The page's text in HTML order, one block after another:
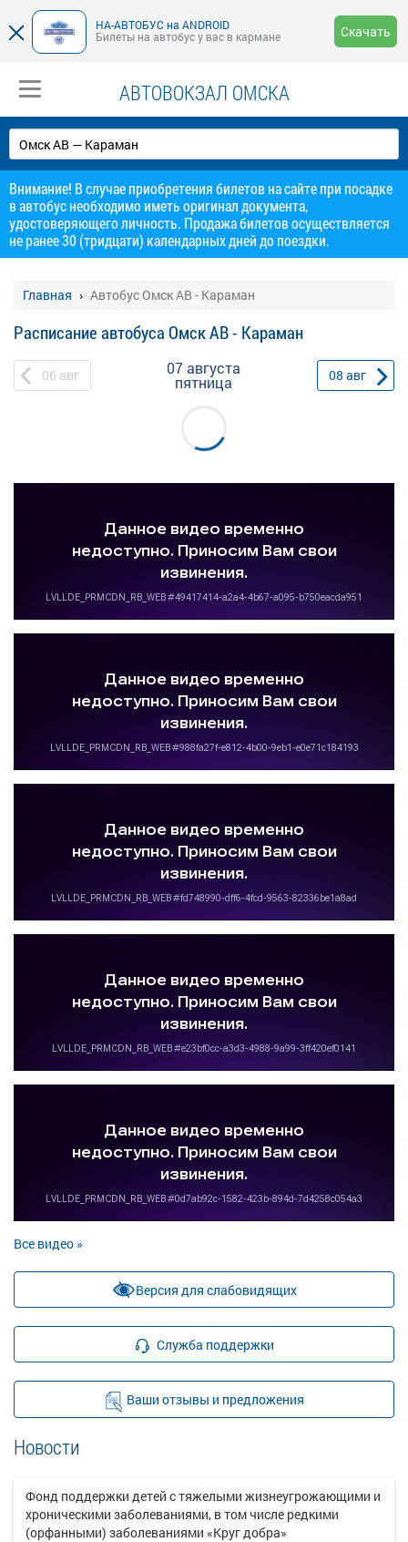
НА-АВТОБУС на ANDROID
Билеты на автобус у вас в кармане
Скачать
АВТОВОКЗАЛ ОМСКА
Внимание! В случае приобретения билетов на сайте при посадке
в автобус необходимо иметь оригинал документа,
удостоверяющего личность. Продажа билетов осуществляется
не ранее 30 (тридцати) календарных дней до поездки.
Главная Автобус Омск АВ - Караман
Расписание автобуса Омск АВ - Караман
06 авг 07 августа
пятница 08 авг
Все видео »
Версия для слабовидящих
Служба поддержки
Ваши отзывы и предложения
Новости
Фонд поддержки детей с тяжелыми жизнеугрожающими и
хроническими заболеваниями, в том числе редкими
(орфанными) заболеваниями «Круг добра»